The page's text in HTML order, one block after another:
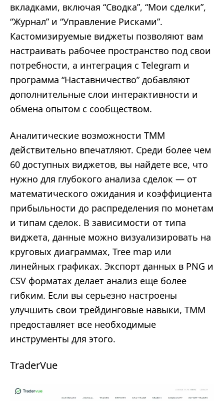
вкладками, включая “Сводка”, “Мои сделки”,
“Журнал” и “Управление Рисками”.
Кастомизируемые виджеты позволяют вам
настраивать рабочее пространство под свои
потребности, а интеграция с Telegram и
программа “Наставничество” добавляют
дополнительные слои интерактивности и
обмена опытом с сообществом.
Аналитические возможности TMM
действительно впечатляют. Среди более чем
60 доступных виджетов, вы найдете все, что
нужно для глубокого анализа сделок — от
математического ожидания и коэффициента
прибыльности до распределения по монетам
и типам сделок. В зависимости от типа
виджета, данные можно визуализировать на
круговых диаграммах, Tree map или
линейных графиках. Экспорт данных в PNG и
CSV форматах делает анализ еще более
гибким. Если вы серьезно настроены
улучшить свои трейдинговые навыки, TMM
предоставляет все необходимые
инструменты для этого.
TraderVue